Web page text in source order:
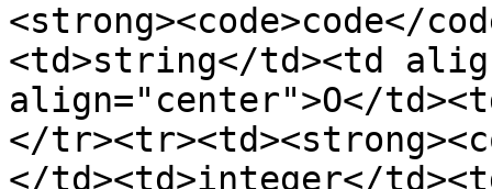
<strong><code>code</
<td>string</td><td
align="center">O</
</
</td><td>integer</